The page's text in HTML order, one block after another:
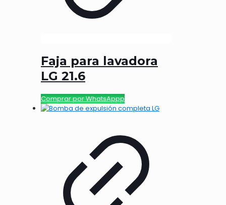
Faja para lavadora
LG 21.6
Comprar por WhatsAppp